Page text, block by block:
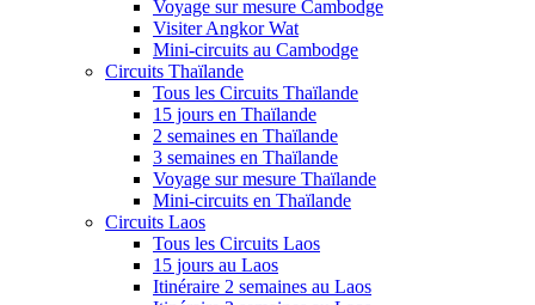
Voyage sur mesure Cambodge
Visiter Angkor Wat
Mini-circuits au Cambodge
Circuits Thaïlande
Tous les Circuits Thaïlande
15 jours en Thaïlande
2 semaines en Thaïlande
3 semaines en Thaïlande
Voyage sur mesure Thaïlande
Mini-circuits en Thaïlande
Circuits Laos
Tous les Circuits Laos
15 jours au Laos
Itinéraire 2 semaines au Laos